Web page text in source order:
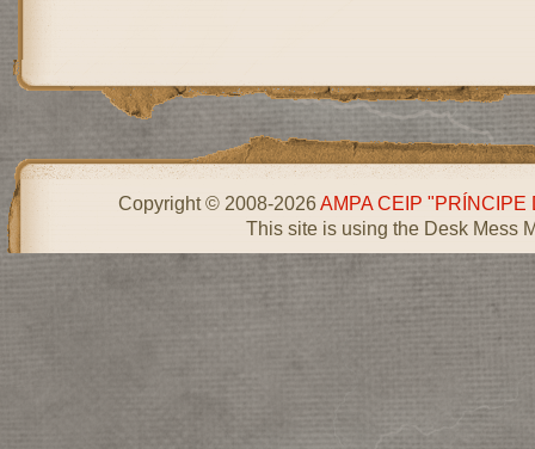
Copyright © 2008-2026AMPA CEIP "PRÍNCIPE
This site is using the Desk Mess